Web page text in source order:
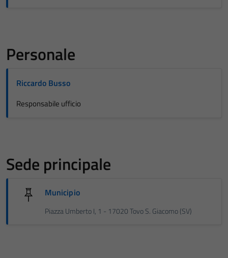
Personale
Riccardo Busso
Responsabile ufficio
Sede principale
Municipio
Piazza Umberto I, 1 - 17020 Tovo S. Giacomo (SV)